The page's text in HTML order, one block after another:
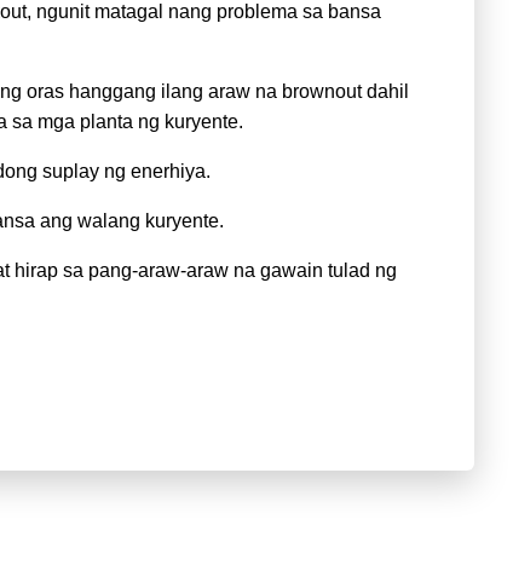
ngunit matagal nang problema sa bansa
oras hanggang ilang araw na brownout dahil
sa mga planta ng kuryente.
suplay ng enerhiya.
ang walang kuryente.
hirap sa pang-araw-araw na gawain tulad ng